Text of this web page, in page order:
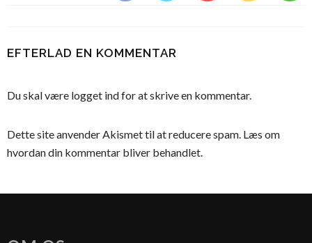
EFTERLAD EN KOMMENTAR
Du skal være logget indfor at skrive en kommentar.
Dette site anvender Akismet til at reducere spam. Læs om
hvordan din kommentar bliver behandlet.